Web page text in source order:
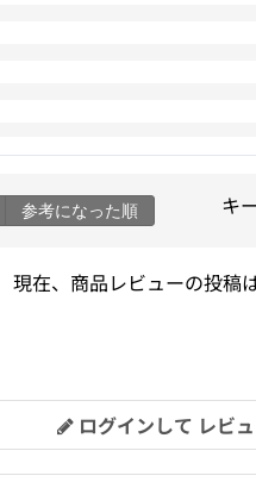
参考になった順 キ
現在、商品レビューの投稿
ログインして レビ